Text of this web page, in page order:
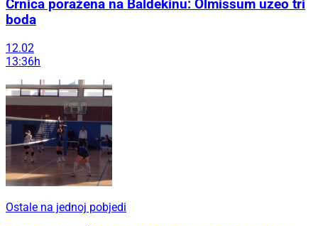
Crnica poražena na Baldekinu: Olmissum uzeo tri
boda
12.02
13:36h
Ostale na jednoj pobjedi